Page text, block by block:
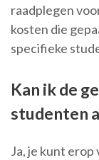
raadplegen
kosten die
specifieke
Kan ik de
studenten
Ja, je kunt